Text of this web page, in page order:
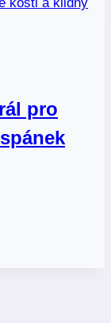
pro